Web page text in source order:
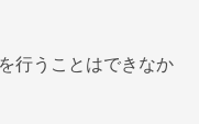
行うことはできなか